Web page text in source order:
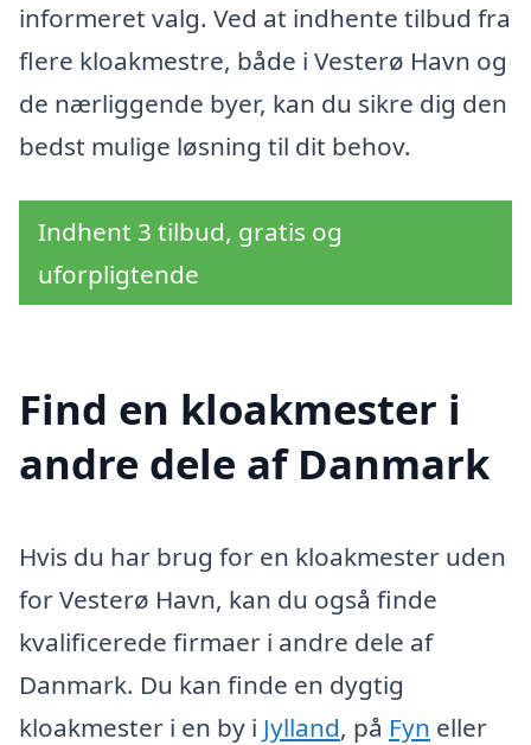
informeret valg. Ved at indhente tilbud fra
flere kloakmestre, både i Vesterø Havn og
de nærliggende byer, kan du sikre dig den
bedst mulige løsning til dit behov.
Indhent 3 tilbud, gratis og
uforpligtende
Find en kloakmester i
andre dele af Danmark
Hvis du har brug for en kloakmester uden
for Vesterø Havn, kan du også finde
kvalificerede firmaer i andre dele af
Danmark. Du kan finde en dygtig
kloakmester i en by i Jylland, på Fyn eller